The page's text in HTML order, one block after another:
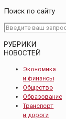
Поиск по сайту
РУБРИКИ
НОВОСТЕЙ
Экономика
и финансы
Общество
Образование
Транспорт
и дороги